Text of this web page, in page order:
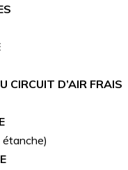
CIRCUIT D’AIR FRAIS
étanche)